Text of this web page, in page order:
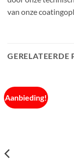
van onze
GERELATEERDE
Aanbieding!